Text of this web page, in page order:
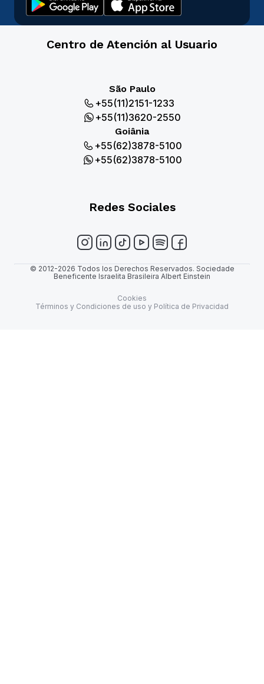
Centro de Atención al Usuario
São Paulo
+55(11)2151-1233
+55(11)3620-2550
Goiânia
+55(62)3878-5100
+55(62)3878-5100
Redes Sociales
© 2012-2026 Todos los Derechos Reservados. Sociedade
Beneficente Israelita Brasileira Albert Einstein
Cookies
Términos y Condiciones de uso y Política de Privacidad